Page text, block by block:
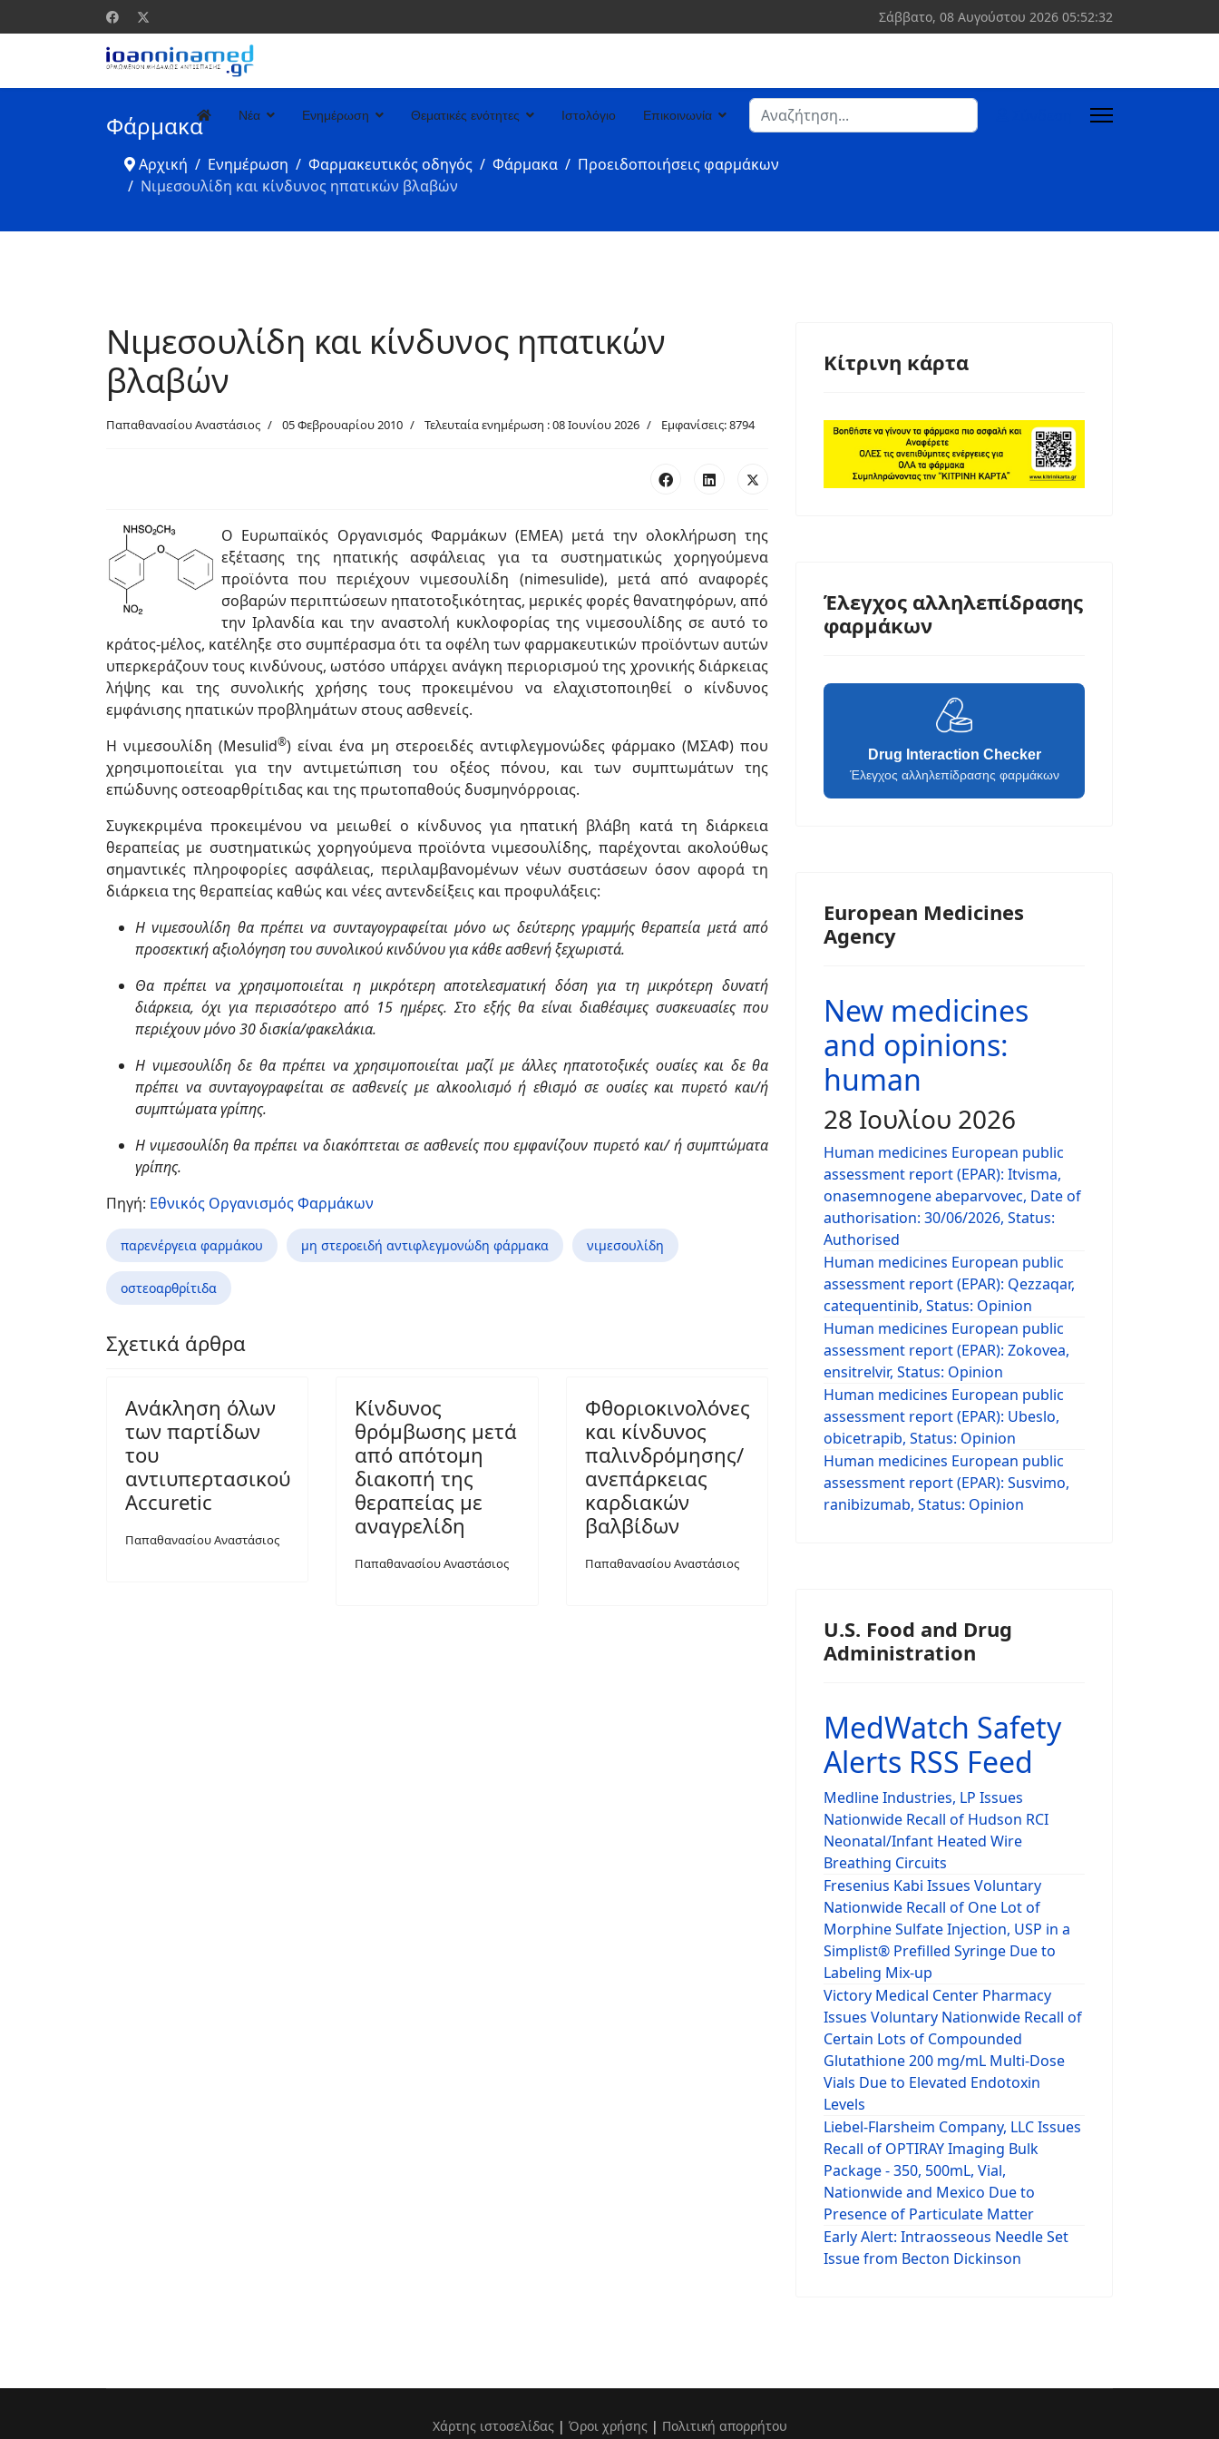
Σάββατο, 08 Αυγούστου 2026 05:52:33
Νέα Ενημέρωση Θεματικές ενότητες Ιστολόγιο Επικοινωνία
Αναζήτηση
Φάρμακα
Αρχική Ενημέρωση Φαρμακευτικός οδηγός Φάρμακα
Προειδοποιήσεις φαρμάκων
Νιμεσουλίδη και κίνδυνος ηπατικών βλαβών
Νιμεσουλίδη και κίνδυνος ηπατικών
βλαβών
Παπαθανασίου Αναστάσιος 05 Φεβρουαρίου 2010 Τελευταία ενημέρωση : 08 Ιουνίου 2026 Εμφανίσεις: 8794
Ο Ευρωπαϊκός Οργανισμός Φαρμάκων (ΕΜΕΑ) μετά την ολοκλήρωση της
εξέτασης της ηπατικής ασφάλειας για τα συστηματικώς χορηγούμενα
προϊόντα που περιέχουν νιμεσουλίδη (nimesulide), μετά από αναφορές
σοβαρών περιπτώσεων ηπατοτοξικότητας, μερικές φορές θανατηφόρων, από
την Ιρλανδία και την αναστολή κυκλοφορίας της νιμεσουλίδης σε αυτό το
κράτος-μέλος, κατέληξε στο συμπέρασμα ότι τα οφέλη των φαρμακευτικών προϊόντων αυτών
υπερκεράζουν τους κινδύνους, ωστόσο υπάρχει ανάγκη περιορισμού της χρονικής διάρκειας
λήψης και της συνολικής χρήσης τους προκειμένου να ελαχιστοποιηθεί ο κίνδυνος
εμφάνισης ηπατικών προβλημάτων στους ασθενείς.
Η νιμεσουλίδη (Mesulid®) είναι ένα μη στεροειδές αντιφλεγμονώδες φάρμακο (ΜΣΑΦ) που
χρησιμοποιείται για την αντιμετώπιση του οξέος πόνου, και των συμπτωμάτων της
επώδυνης οστεοαρθρίτιδας και της πρωτοπαθούς δυσμηνόρροιας.
Συγκεκριμένα προκειμένου να μειωθεί ο κίνδυνος για ηπατική βλάβη κατά τη διάρκεια
θεραπείας με συστηματικώς χορηγούμενα προϊόντα νιμεσουλίδης, παρέχονται ακολούθως
σημαντικές πληροφορίες ασφάλειας, περιλαμβανομένων νέων συστάσεων όσον αφορά τη
διάρκεια της θεραπείας καθώς και νέες αντενδείξεις και προφυλάξεις:
Η νιμεσουλίδη θα πρέπει να συνταγογραφείται μόνο ως δεύτερης γραμμής θεραπεία μετά από
προσεκτική αξιολόγηση του συνολικού κινδύνου για κάθε ασθενή ξεχωριστά.
Θα πρέπει να χρησιμοποιείται η μικρότερη αποτελεσματική δόση για τη μικρότερη δυνατή
διάρκεια, όχι για περισσότερο από 15 ημέρες. Στο εξής θα είναι διαθέσιμες συσκευασίες που
περιέχουν μόνο 30 δισκία/φακελάκια.
Η νιμεσουλίδη δε θα πρέπει να χρησιμοποιείται μαζί με άλλες ηπατοτοξικές ουσίες και δε θα
πρέπει να συνταγογραφείται σε ασθενείς με αλκοολισμό ή εθισμό σε ουσίες και πυρετό και/ή
συμπτώματα γρίπης.
Η νιμεσουλίδη θα πρέπει να διακόπτεται σε ασθενείς που εμφανίζουν πυρετό και/ ή συμπτώματα
γρίπης.
Πηγή: Εθνικός Οργανισμός Φαρμάκων
παρενέργεια φαρμάκου μη στεροειδή αντιφλεγμονώδη φάρμακα νιμεσουλίδη
οστεοαρθρίτιδα
Σχετικά άρθρα
Ανάκληση όλων
των παρτίδων
του
αντιυπερτασικού
Accuretic
Παπαθανασίου Αναστάσιος
Κίνδυνος
θρόμβωσης μετά
από απότομη
διακοπή της
θεραπείας με
αναγρελίδη
Παπαθανασίου Αναστάσιος
Φθοριοκινολόνες
και κίνδυνος
παλινδρόμησης/
ανεπάρκειας
καρδιακών
βαλβίδων
Παπαθανασίου Αναστάσιος
Κίτρινη κάρτα
Έλεγχος αλληλεπίδρασης
φαρμάκων
Drug Interaction Checker
Έλεγχος αλληλεπίδρασης φαρμάκων
European Medicines
Agency
New medicines
and opinions:
human
28 Ιουλίου 2026
Human medicines European public
assessment report (EPAR): Itvisma,
onasemnogene abeparvovec, Date of
authorisation: 30/06/2026, Status:
Authorised
Human medicines European public
assessment report (EPAR): Qezzaqar,
catequentinib, Status: Opinion
Human medicines European public
assessment report (EPAR): Zokovea,
ensitrelvir, Status: Opinion
Human medicines European public
assessment report (EPAR): Ubeslo,
obicetrapib, Status: Opinion
Human medicines European public
assessment report (EPAR): Susvimo,
ranibizumab, Status: Opinion
U.S. Food and Drug
Administration
MedWatch Safety
Alerts RSS Feed
Medline Industries, LP Issues
Nationwide Recall of Hudson RCI
Neonatal/Infant Heated Wire
Breathing Circuits
Fresenius Kabi Issues Voluntary
Nationwide Recall of One Lot of
Morphine Sulfate Injection, USP in a
Simplist® Prefilled Syringe Due to
Labeling Mix-up
Victory Medical Center Pharmacy
Issues Voluntary Nationwide Recall of
Certain Lots of Compounded
Glutathione 200 mg/mL Multi-Dose
Vials Due to Elevated Endotoxin
Levels
Liebel-Flarsheim Company, LLC Issues
Recall of OPTIRAY Imaging Bulk
Package - 350, 500mL, Vial,
Nationwide and Mexico Due to
Presence of Particulate Matter
Early Alert: Intraosseous Needle Set
Issue from Becton Dickinson
Χάρτης ιστοσελίδας| Όροι χρήσης| Πολιτική απορρήτου